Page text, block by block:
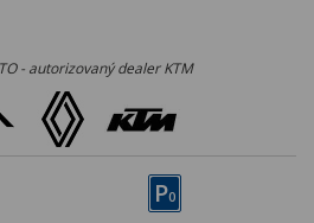
- autorizovaný dealer KTM
P0